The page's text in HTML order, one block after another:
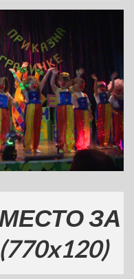
ЗА